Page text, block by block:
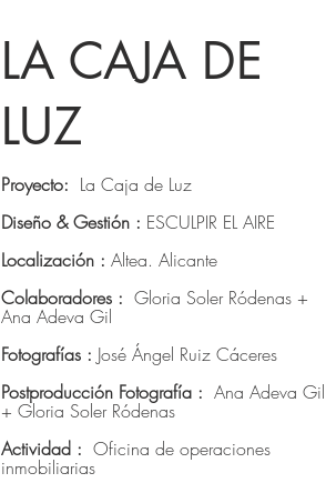
LA CAJA DE
LUZ
Proyecto: La Caja de Luz
Diseño & Gestión : ESCULPIR EL AIRE
Localización : Altea. Alicante
Colaboradores : Gloria Soler Ródenas +
Ana Adeva Gil
Fotografías : José Ángel Ruiz Cáceres
Postproducción Fotografía : Ana Adeva Gil
+ Gloria Soler Ródenas
Actividad : Oficina de operaciones
inmobiliarias